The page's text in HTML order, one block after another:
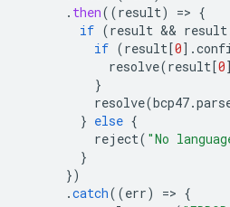
. then((result) => {
if (result && result
if (result[0].
resolve(result[0
}
resolve(bcp47.
} else {
reject( "No
}
})
.catch((err) => {